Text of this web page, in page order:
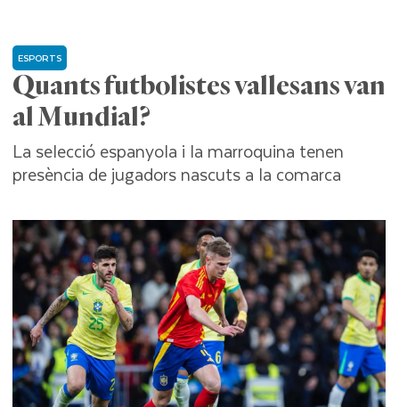
Quants futbolistes vallesans van
al Mundial?
ESPORTS
La selecció espanyola i la marroquina tenen
presència de jugadors nascuts a la comarca